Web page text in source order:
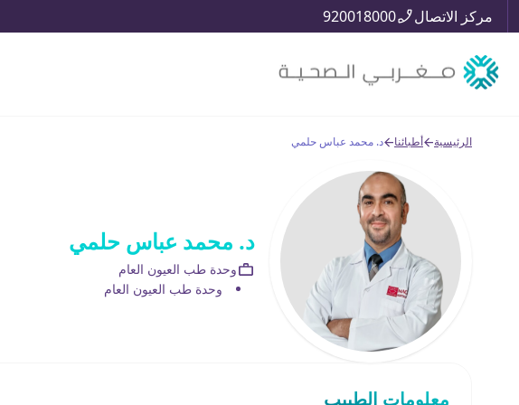
مركز الاتصال 920018000
الرئيسية أطبائنا د. محمد عباس حلمي
د. محمد عباس حلمي
وحدة طب العيون العام
وحدة طب العيون العام
معلومات الطبيب